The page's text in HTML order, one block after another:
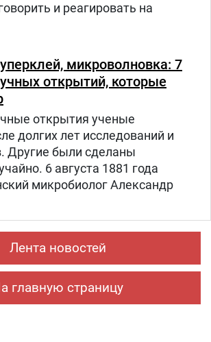
и реагировать на
микроволновка: 7
открытий, которые
открытия ученые
долгих лет исследований и
Другие были сделаны
6 августа 1881 года
микробиолог Александр
Лента новостей
главную страницу